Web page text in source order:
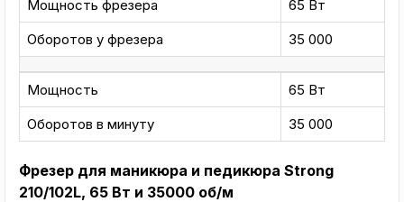
Мощность фрезера
65 Вт
Оборотов у фрезера
35 000
Мощность
65 Вт
Оборотов в минуту
35 000
Фрезер для маникюра и педикюра Strong
210/102L, 65 Вт и 35000 об/м